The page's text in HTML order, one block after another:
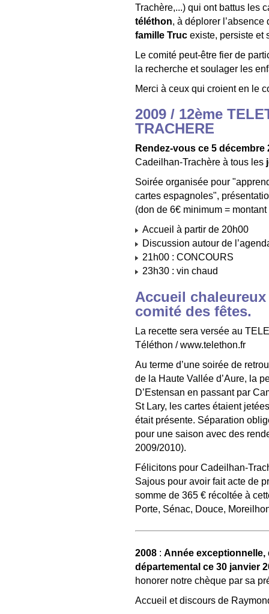
Trachère,...) qui ont battus les
téléthon , à déplorer
famille Truc existe, persiste et
Le comité peut-être fier de
la recherche et soulager les
Merci à ceux qui croient en le
2009 / 12ème
TRACHERE
Rendez-vous ce 5 décembre
Cadeilhan-Trachère à tous les
Soirée organisée pour
cartes espagnoles",
(don de 6€ minimum =
Accueil à partir de 20h00
Discussion autour de
21h00 : CONCOURS
23h30 : vin chaud
Accueil
comité des fêtes.
La recette sera versée au
Téléthon / www.telethon.fr
Au terme d’une soirée de
de la Haute Vallée d’Aure, la
D’Estensan en passant par
St Lary, les cartes étaient
était présente. Séparation
pour une saison avec des
2009/2010).
Félicitons pour Cadeilhan-
Sajous pour avoir fait acte de
somme de 365 € récoltée à
Porte, Sénac, Douce,
2008 : Année
départemental ce 30 janvier
honorer notre chèque par sa
Accueil et discours de